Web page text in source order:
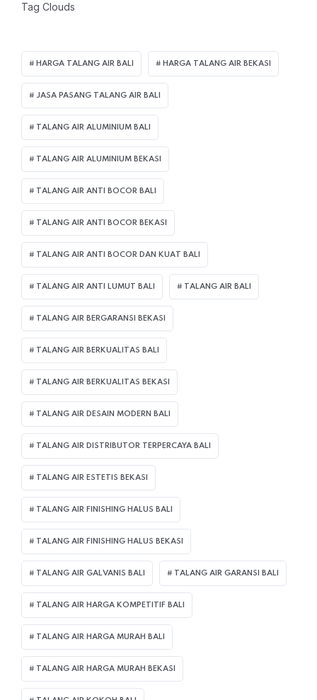
Tag Clouds
HARGA TALANG AIR BALI HARGA TALANG AIR BEKASI
JASA PASANG TALANG AIR BALI
TALANG AIR ALUMINIUM BALI
TALANG AIR ALUMINIUM BEKASI
TALANG AIR ANTI BOCOR BALI
TALANG AIR ANTI BOCOR BEKASI
TALANG AIR ANTI BOCOR DAN KUAT BALI
TALANG AIR ANTI LUMUT BALI TALANG AIR BALI
TALANG AIR BERGARANSI BEKASI
TALANG AIR BERKUALITAS BALI
TALANG AIR BERKUALITAS BEKASI
TALANG AIR DESAIN MODERN BALI
TALANG AIR DISTRIBUTOR TERPERCAYA BALI
TALANG AIR ESTETIS BEKASI
TALANG AIR FINISHING HALUS BALI
TALANG AIR FINISHING HALUS BEKASI
TALANG AIR GALVANIS BALI TALANG AIR GARANSI BALI
TALANG AIR HARGA KOMPETITIF BALI
TALANG AIR HARGA MURAH BALI
TALANG AIR HARGA MURAH BEKASI